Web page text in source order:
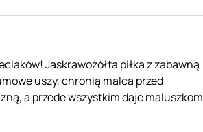
Jaskrawożółta piłka z zabawną
uszy, chronią malca przed
a przede wszystkim daje maluszkom